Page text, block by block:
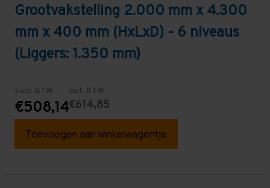
Grootvakstelling 2.000 mm x 4.300
mm x 400 mm (HxLxD) - 6 niveaus
(Liggers: 1.350 mm)
Excl. BTW
€508,14
Incl. BTW
€614,85
Toevoegen aan winkelwagentje